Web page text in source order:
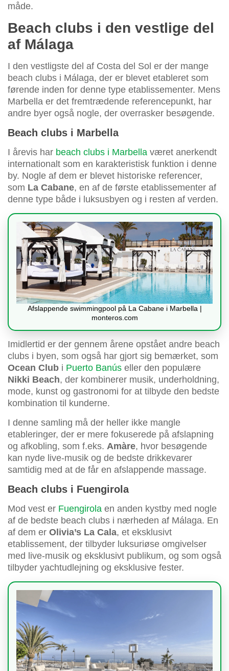
måde.
Beach clubs i den vestlige del
af Málaga
I den vestligste del af Costa del Sol er der mange
beach clubs i Málaga, der er blevet etableret som
førende inden for denne type etablissementer. Mens
Marbella er det fremtrædende referencepunkt, har
andre byer også nogle, der overrasker besøgende.
Beach clubs i Marbella
I årevis har beach clubs i Marbella været anerkendt
internationalt som en karakteristisk funktion i denne
by. Nogle af dem er blevet historiske referencer,
som La Cabane, en af de første etablissementer af
denne type både i luksusbyen og i resten af verden.
Afslappende swimmingpool på La Cabane i Marbella |
monteros.com
Imidlertid er der gennem årene opstået andre beach
clubs i byen, som også har gjort sig bemærket, som
Ocean Club i Puerto Banús eller den populære
Nikki Beach, der kombinerer musik, underholdning,
mode, kunst og gastronomi for at tilbyde den bedste
kombination til kunderne.
I denne samling må der heller ikke mangle
etableringer, der er mere fokuserede på afslapning
og afkobling, som f.eks. Amàre, hvor besøgende
kan nyde live-musik og de bedste drikkevarer
samtidig med at de får en afslappende massage.
Beach clubs i Fuengirola
Mod vest er Fuengirola en anden kystby med nogle
af de bedste beach clubs i nærheden af Málaga. En
af dem er Olivia’s La Cala, et eksklusivt
etablissement, der tilbyder luksuriøse omgivelser
med live-musik og eksklusivt publikum, og som også
tilbyder yachtudlejning og eksklusive fester.